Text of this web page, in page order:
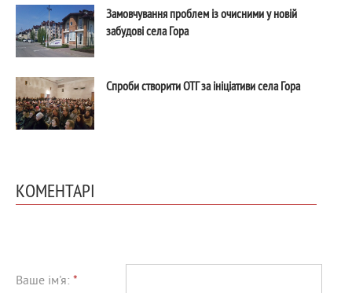
Замовчування проблем із очисними у новій
забудові села Гора
Спроби створити ОТГ за ініціативи села Гора
КОМЕНТАРІ
Ваше ім'я: *